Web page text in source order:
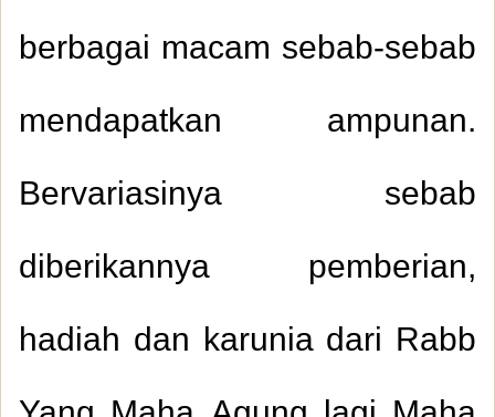
berbagai macam sebab-sebab
mendapatkan ampunan.
Bervariasinya sebab
diberikannya pemberian,
hadiah dan karunia dari Rabb